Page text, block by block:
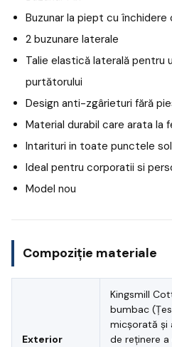
Buzunar la piept cu închidere
2 buzunare laterale
Talie elastică laterală pentru
purtătorului
Design anti-zgârieturi fără
Material durabil care arata la
Intarituri in toate punctele
Ideal pentru corporatii si
Model nou
Compoziție materiale
Exterior
Kingsmill
bumbac
micșorată și
de reținere a